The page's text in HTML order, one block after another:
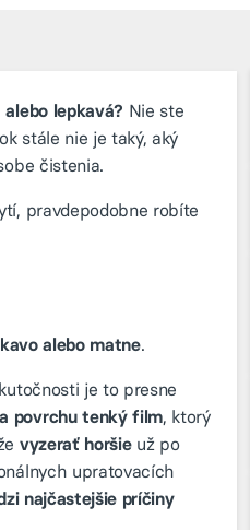
lepkavá? Nie ste
stále nie je taký, aký
čistenia.
pravdepodobne robíte
alebo matne.
je to presne
povrchu tenký film, ktorý
vyzerať horšieuž po
upratovacích
najčastejšie príčiny